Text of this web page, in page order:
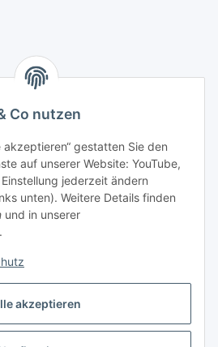
akzeptieren
Co nutzen
akzeptieren“ gestatten Sie den
auf unserer Website: YouTube,
jederzeit ändern
unten). Weitere Details finden
und in unserer
.
Uhr
info@vitacellmedical.com
besuchen?
widerrufen